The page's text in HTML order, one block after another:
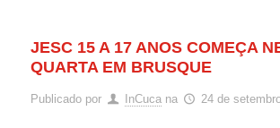
JESC 15 A 17 ANOS COMEÇA
QUARTA EM BRUSQUE
Publicado por InCuca na 24 de